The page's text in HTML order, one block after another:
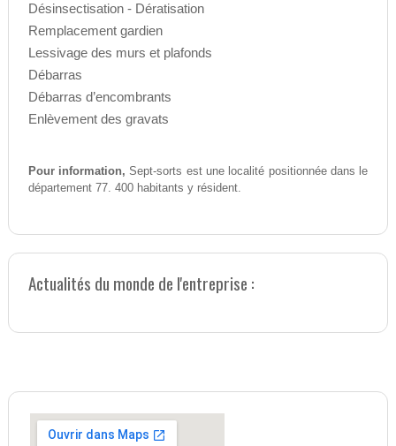
Désinsectisation - Dératisation
Remplacement gardien
Lessivage des murs et plafonds
Débarras
Débarras d’encombrants
Enlèvement des gravats
Pour information, Sept-sorts est une localité positionnée dans le
département 77. 400 habitants y résident.
Actualités du monde de l'entreprise :